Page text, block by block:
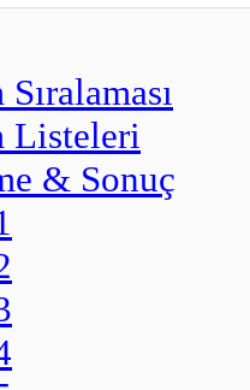
Sıralaması
Listeleri
& Sonuç